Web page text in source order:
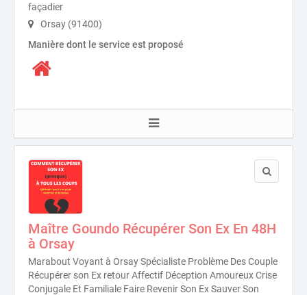
façadier
Orsay (91400)
Manière dont le service est proposé
Maître Goundo Récupérer Son Ex En 48H
à Orsay
Marabout Voyant à Orsay Spécialiste Problème Des Couple
Récupérer son Ex retour Affectif Déception Amoureux Crise
Conjugale Et Familiale Faire Revenir Son Ex Sauver Son